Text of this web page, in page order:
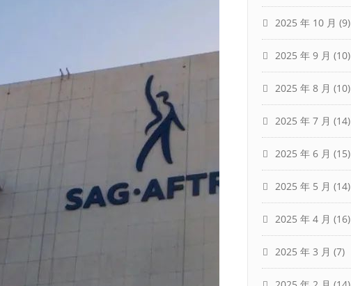
2025 年 10 月 (9)
2025 年 9 月 (10)
2025 年 8 月 (10)
2025 年 7 月 (14)
2025 年 6 月 (15)
2025 年 5 月 (14)
2025 年 4 月 (16)
2025 年 3 月 (7)